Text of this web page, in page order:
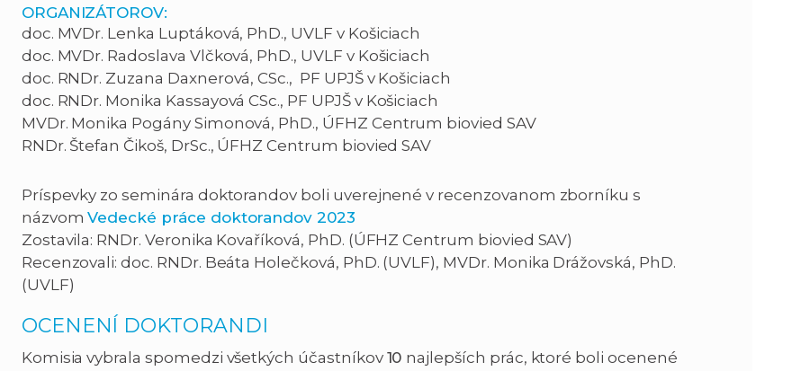
ORGANIZÁTOROV:
doc. MVDr. Lenka Luptáková, PhD., UVLF v Košiciach
doc. MVDr. Radoslava Vlčková, PhD., UVLF v Košiciach
doc. RNDr. Zuzana Daxnerová, CSc., PF UPJŠ v Košiciach
doc. RNDr. Monika Kassayová CSc., PF UPJŠ v Košiciach
MVDr. Monika Pogány Simonová, PhD., ÚFHZ Centrum biovied SAV
RNDr. Štefan Čikoš, DrSc., ÚFHZ Centrum biovied SAV
Príspevky zo seminára doktorandov boli uverejnené v recenzovanom zborníku s
názvomVedecké práce doktorandov 2023
Zostavila: RNDr. Veronika Kovaříková, PhD. (ÚFHZ Centrum biovied SAV)
Recenzovali: doc. RNDr. Beáta Holečková, PhD. (UVLF), MVDr. Monika Drážovská, PhD.
(UVLF)
OCENENÍ DOKTORANDI
Komisia vybrala spomedzi všetkých účastníkov 10 najlepších prác, ktoré boli ocenené